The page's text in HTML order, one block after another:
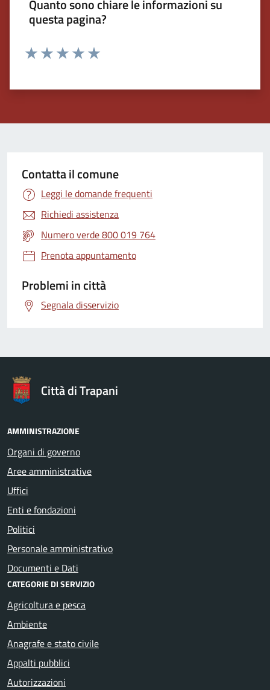
Quanto sono chiare le informazioni su
questa pagina?
Contatta il comune
Leggi le domande frequenti
Richiedi assistenza
Numero verde 800 019 764
Prenota appuntamento
Problemi in città
Segnala disservizio
Città di Trapani
AMMINISTRAZIONE
Organi di governo
Aree amministrative
Uffici
Enti e fondazioni
Politici
Personale amministrativo
Documenti e Dati
CATEGORIE DI SERVIZIO
Agricoltura e pesca
Ambiente
Anagrafe e stato civile
Appalti pubblici
Autorizzazioni